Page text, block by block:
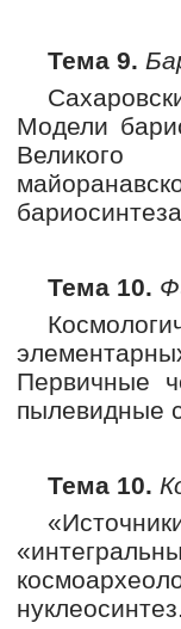
Тема 9.
Модели
Великого
Тема 10.
Первичные
пылевидные
Тема 10.